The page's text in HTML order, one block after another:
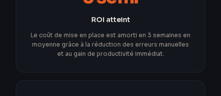
ROI atteint
Le coût de mise en place est amorti en 3 semaines en
moyenne grâce à la réduction des erreurs manuelles
et au gain de productivité immédiat.